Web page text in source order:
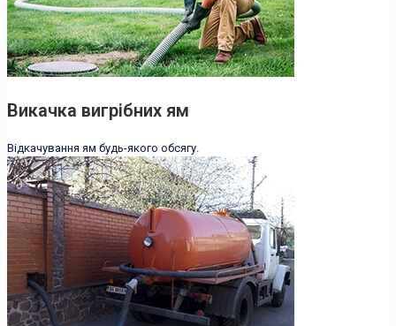
Викачка вигрібних ям
Відкачування ям будь-якого обсягу.